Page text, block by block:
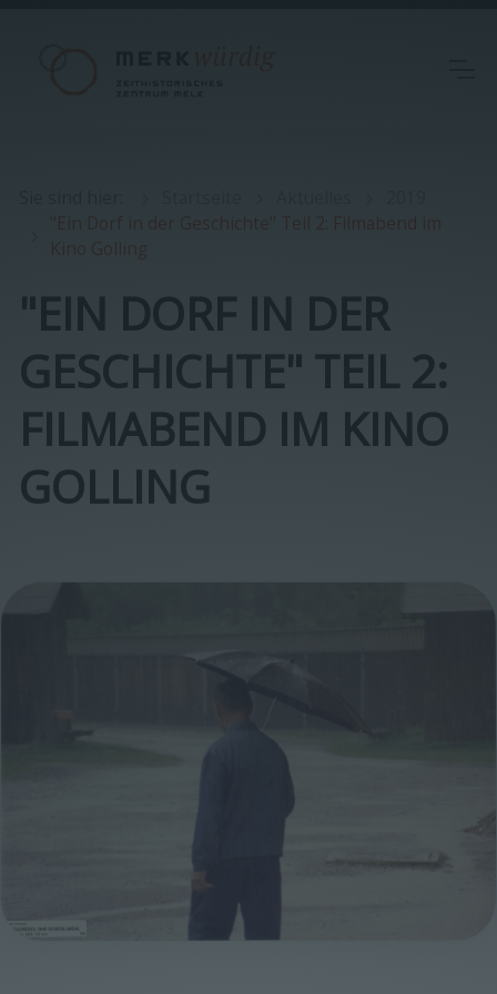
"Ein Dorf in der Geschichte" Teil 2: Filmabend im
Kino Golling
"EIN DORF IN DER
GESCHICHTE" TEIL 2:
FILMABEND IM KINO
GOLLING